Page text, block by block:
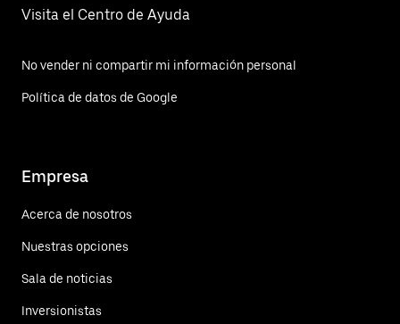
Visita el Centro de Ayuda
No vender ni compartir mi información personal
Política de datos de Google
Empresa
Acerca de nosotros
Nuestras opciones
Sala de noticias
Inversionistas